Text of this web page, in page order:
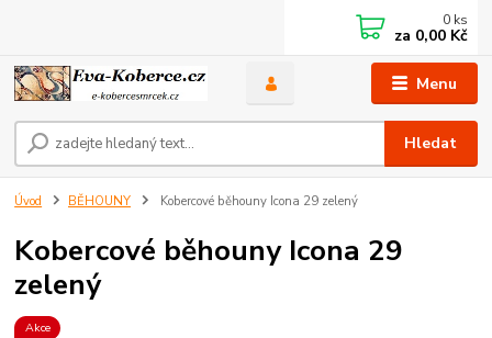
Menu
Hledat
0 ks
za 0,00 Kč
Úvod BĚHOUNY Kobercové běhouny Icona 29 zelený
Kobercové běhouny Icona 29
zelený
Akce